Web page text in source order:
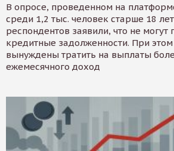
В опросе, проведенном на
среди 1,2 тыс. человек старше 18
респондентов заявили, что не могут
кредитные задолженности. При
вынуждены тратить на выплаты
ежемесячного доход